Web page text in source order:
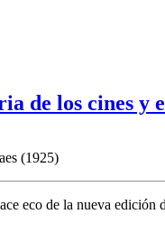
de los cines y
(1925)
eco de la nueva edición